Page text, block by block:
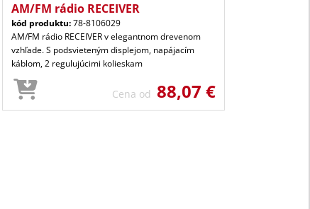
AM/FM rádio RECEIVER
kód produktu:78-8106029
AM/FM rádio RECEIVER v elegantnom drevenom
vzhľade. S podsvieteným displejom, napájacím
káblom, 2 regulujúcimi kolieskam
Cena od 88,07 €